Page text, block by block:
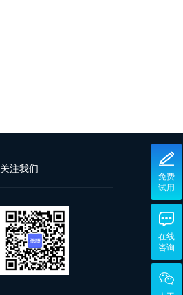
关注我们
免费
试用
在线
咨询